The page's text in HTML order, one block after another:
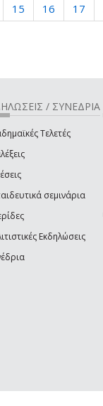
15 16 17
/ ΣΥΝΕΔΡΙΑ
Τελετές
σεμινάρια
Εκδηλώσεις